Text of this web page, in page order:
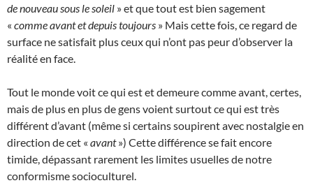
de nouveau sous le soleil » et que tout est bien sagement
« comme avant et depuis toujours » Mais cette fois, ce regard de
surface ne satisfait plus ceux qui n’ont pas peur d’observer la
réalité en face.
Tout le monde voit ce qui est et demeure comme avant, certes,
mais de plus en plus de gens voient surtout ce qui est très
différent d’avant (même si certains soupirent avec nostalgie en
direction de cet « avant») Cette différence se fait encore
timide, dépassant rarement les limites usuelles de notre
conformisme socioculturel.